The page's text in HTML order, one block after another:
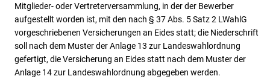
Mitglieder- oder Vertreterversammlung, in der der Bewerber
aufgestellt worden ist, mit den nach § 37 Abs. 5 Satz 2 LWahlG
vorgeschriebenen Versicherungen an Eides statt; die Niederschrift
soll nach dem Muster der Anlage 13 zur Landeswahlordnung
gefertigt, die Versicherung an Eides statt nach dem Muster der
Anlage 14 zur Landeswahlordnung abgegeben werden.